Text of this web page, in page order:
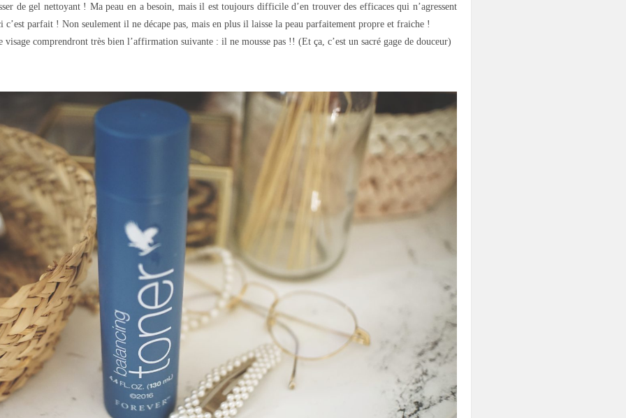
de gel nettoyant ! Ma peau en a besoin, mais il est toujours difficile d’en trouver des efficaces qui n’agressent
c’est parfait ! Non seulement il ne décape pas, mais en plus il laisse la peau parfaitement propre et fraiche !
comprendront très bien l’affirmation suivante : il ne mousse pas !! (Et ça, c’est un sacré gage de douceur)